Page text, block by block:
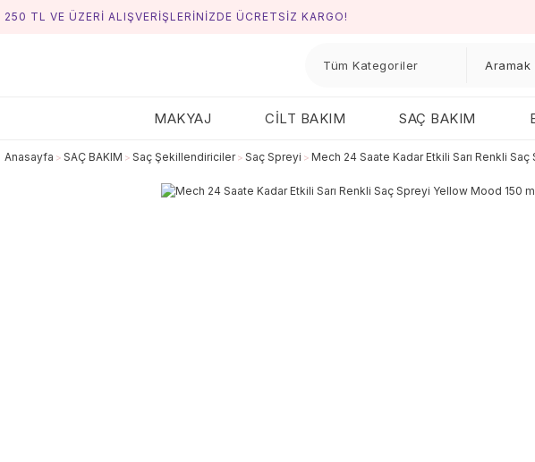
250 TL VE ÜZERİ ALIŞVERİŞLERİNİZDE ÜCRETSİZ KARGO!
MAKYAJ CİLT BAKIM SAÇ BAKIM
Anasayfa SAÇ BAKIM Saç Şekillendiriciler Saç Spreyi Mech 24 Saate Kadar Etkili Sarı Renkli